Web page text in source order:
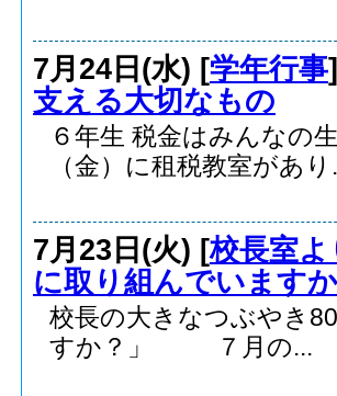
7月24日(水) [学年行事
支える大切なもの
６年生 税金はみんな
（金）に租税教室があり
7月23日(火) [校長室よ
に取り組んでいます
校長の大きなつぶやき
すか？」 ７月の...